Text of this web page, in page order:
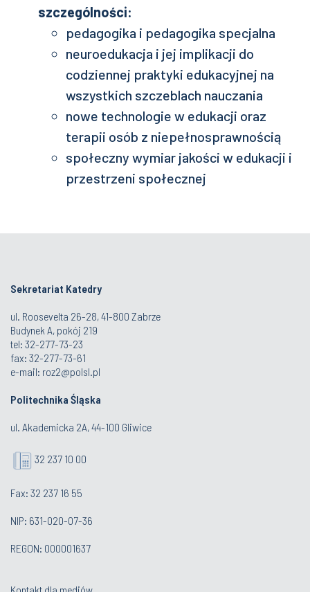
szczególności:
pedagogika i pedagogika specjalna
neuroedukacja i jej implikacji do
codziennej praktyki edukacyjnej na
wszystkich szczeblach nauczania
nowe technologie w edukacji oraz
terapii osób z niepełnosprawnością
społeczny wymiar jakości w edukacji i
przestrzeni społecznej
Sekretariat Katedry
ul. Roosevelta 26-28, 41-800 Zabrze
Budynek A, pokój 219
tel: 32-277-73-23
fax: 32-277-73-61
e-mail: roz2@polsl.pl
Politechnika Śląska
ul. Akademicka 2A, 44-100 Gliwice
32 237 10 00
Fax: 32 237 16 55
NIP: 631-020-07-36
REGON: 000001637